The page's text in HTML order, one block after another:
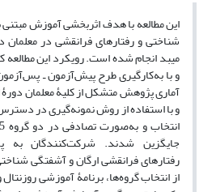
این مطالعه با هدف اثربخشی آموزش مبتنی
شناختی و رفتارهای فرانقشی در معلمان
میبد انجام شده است. رویکرد این
و با به‌کارگیری طرح پیش‌آزمون ـ
آماری پژوهش متشکل از کلیۀ معلمان
جایگزین شدند. شرکت‌کنندگان به
رفتارهای فرانقشی ارگان و آشفتگی
از انتخاب‌ گروه‌ها، برنامۀ آموزشی